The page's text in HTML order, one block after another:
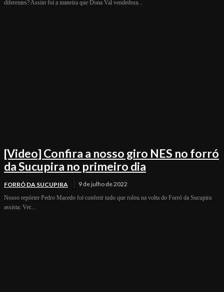
diferentes? Assim foi a maneira que Dona Val vendedora...
[Video] Confira a nosso giro NES no forró
da Sucupira no primeiro dia
FORRÓ DA SUCUPIRA 9 de julho de 2022
Nosso repórter Pedro Macedo foi conferir tudo que rolou na volta do Forró da Sucupira
assista: Ver...